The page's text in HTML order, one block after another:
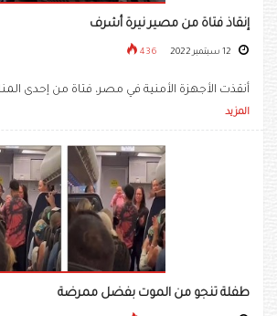
إنقاذ فتاة من مصير نيرة أشرف
436
أنقذت الأجهزة الأمنية في مصر، فتاة من إحدى
المزيد
طفلة تنجو من الموت بفضل ممرضة